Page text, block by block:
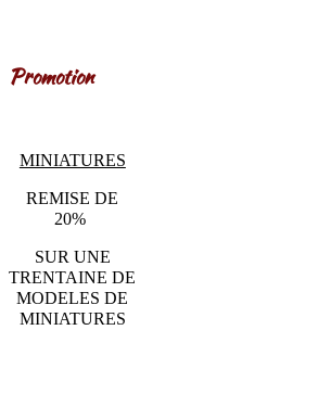
Promotion
MINIATURES
REMISE DE
20%
SUR UNE
TRENTAINE DE
MODELES DE
MINIATURES